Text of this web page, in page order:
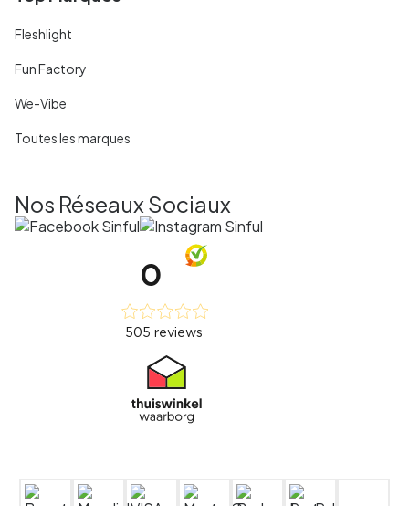
Fleshlight
Fun Factory
We-Vibe
Toutes les marques
Nos Réseaux Sociaux